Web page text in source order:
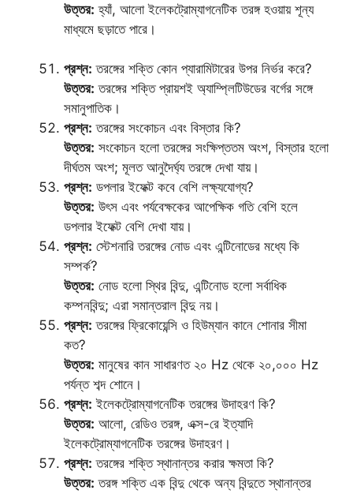
উত্তর: হ্যাঁ, আলো ইলেকট্রোম্যাগনেটিক তরঙ্গ হওয়ায় শূন্য
মাধ্যমে ছড়াতে পারে।
প্রশ্ন: তরঙ্গের শক্তি কোন প্যারামিটারের উপর নির্ভর করে?
উত্তর: তরঙ্গের শক্তি প্রায়শই অ্যাম্প্লিটিউডের বর্গের সঙ্গে
সমানুপাতিক।
প্রশ্ন: তরঙ্গের সংকোচন এবং বিস্তার কি?
উত্তর: সংকোচন হলো তরঙ্গের সংক্ষিপ্ততম অংশ, বিস্তার হলো
দীর্ঘতম অংশ; মূলত আনুদৈর্ঘ্য তরঙ্গে দেখা যায়।
প্রশ্ন: ডপলার ইফেক্ট কবে বেশি লক্ষ্যযোগ্য?
উত্তর: উৎস এবং পর্যবেক্ষকের আপেক্ষিক গতি বেশি হলে
ডপলার ইফেক্ট বেশি দেখা যায়।
প্রশ্ন: স্টেশনারি তরঙ্গের নোড এবং এন্টিনোডের মধ্যে কি
সম্পর্ক?
উত্তর: নোড হলো স্থির বিন্দু, এন্টিনোড হলো সর্বাধিক
কম্পনবিন্দু; এরা সমান্তরাল বিন্দু নয়।
প্রশ্ন: তরঙ্গের ফ্রিকোয়েন্সি ও হিউম্যান কানে শোনার সীমা
কত?
উত্তর: মানুষের কান সাধারণত ২০ Hz থেকে ২০,০০০ Hz
পর্যন্ত শব্দ শোনে।
প্রশ্ন: ইলেকট্রোম্যাগনেটিক তরঙ্গের উদাহরণ কি?
উত্তর: আলো, রেডিও তরঙ্গ, এক্স-রে ইত্যাদি
ইলেকট্রোম্যাগনেটিক তরঙ্গের উদাহরণ।
প্রশ্ন: তরঙ্গের শক্তি স্থানান্তর করার ক্ষমতা কি?
উত্তর: তরঙ্গ শক্তি এক বিন্দু থেকে অন্য বিন্দুতে স্থানান্তর